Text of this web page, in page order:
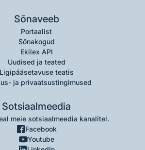
Sõnaveeb
Portaalist
Sõnakogud
Ekilex API
Uudised ja teated
Ligipääsetavuse teatis
ja privaatsustingimused
Sotsiaalmeedia
meie sotsiaalmeedia kanalitel.
Facebook
Youtube